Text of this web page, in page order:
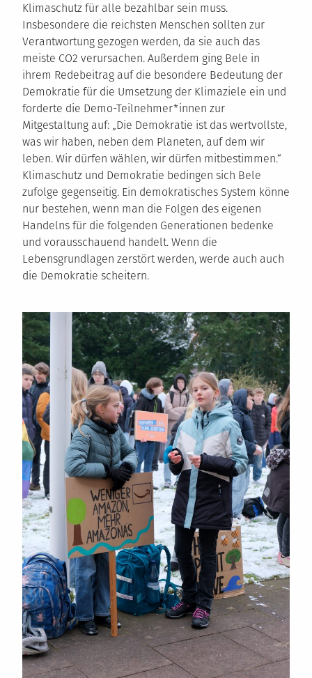
Klimaschutz für alle bezahlbar sein muss.
Insbesondere die reichsten Menschen sollten zur
Verantwortung gezogen werden, da sie auch das
meiste CO2 verursachen. Außerdem ging Bele in
ihrem Redebeitrag auf die besondere Bedeutung der
Demokratie für die Umsetzung der Klimaziele ein und
forderte die Demo-Teilnehmer*innen zur
Mitgestaltung auf: „Die Demokratie ist das wertvollste,
was wir haben, neben dem Planeten, auf dem wir
leben. Wir dürfen wählen, wir dürfen mitbestimmen.“
Klimaschutz und Demokratie bedingen sich Bele
zufolge gegenseitig. Ein demokratisches System könne
nur bestehen, wenn man die Folgen des eigenen
Handelns für die folgenden Generationen bedenke
und vorausschauend handelt. Wenn die
Lebensgrundlagen zerstört werden, werde auch auch
die Demokratie scheitern.